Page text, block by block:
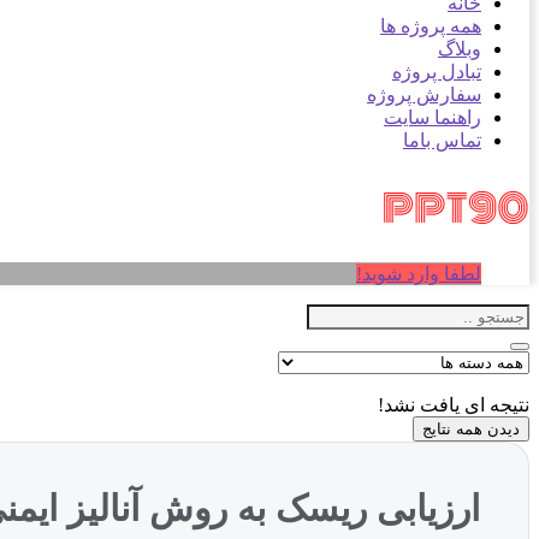
همه پروژه ها
وبلاگ
تبادل پروژه
سفارش پروژه
راهنما سایت
تماس باما
لطفا وارد شوید!
نتیجه ای یافت نشد!
دیدن همه نتایج
ارزیابی ریسک به روش آنالیز